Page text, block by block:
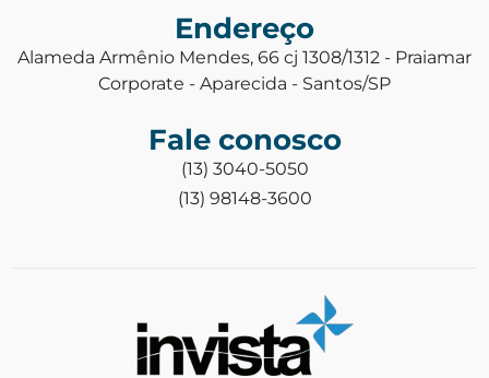
Endereço
Alameda Armênio Mendes, 66 cj 1308/1312 - Praiamar
Corporate - Aparecida - Santos/SP
Fale conosco
(13) 3040-5050
(13) 98148-3600